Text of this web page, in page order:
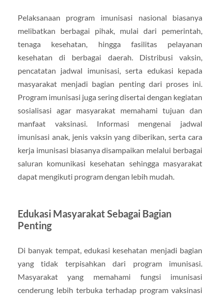
Pelaksanaan program imunisasi nasional biasanya
melibatkan berbagai pihak, mulai dari pemerintah,
tenaga kesehatan, hingga fasilitas pelayanan
kesehatan di berbagai daerah. Distribusi vaksin,
pencatatan jadwal imunisasi, serta edukasi kepada
masyarakat menjadi bagian penting dari proses ini.
Program imunisasi juga sering disertai dengan kegiatan
sosialisasi agar masyarakat memahami tujuan dan
manfaat vaksinasi. Informasi mengenai jadwal
imunisasi anak, jenis vaksin yang diberikan, serta cara
kerja imunisasi biasanya disampaikan melalui berbagai
saluran komunikasi kesehatan sehingga masyarakat
dapat mengikuti program dengan lebih mudah.
Edukasi Masyarakat Sebagai Bagian
Penting
Di banyak tempat, edukasi kesehatan menjadi bagian
yang tidak terpisahkan dari program imunisasi.
Masyarakat yang memahami fungsi imunisasi
cenderung lebih terbuka terhadap program vaksinasi